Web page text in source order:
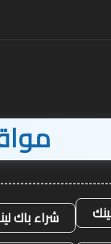
شراء باك